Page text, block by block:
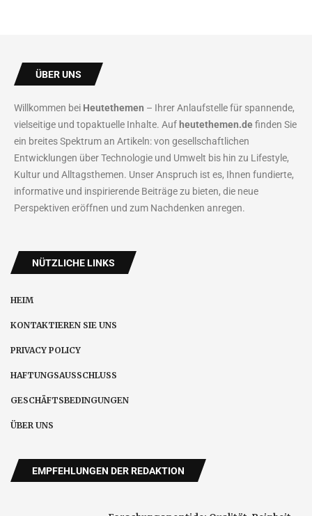
ÜBER UNS
Willkommen bei Heutethemen – Ihrer Anlaufstelle für spannende,
vielseitige und topaktuelle Inhalte. Auf heutethemen.definden Sie
ein breites Spektrum an Artikeln: von gesellschaftlichen
Entwicklungen über Technologie und Umwelt bis hin zu Lifestyle,
Kultur und Alltagsthemen. Unser Anspruch ist es, Ihnen fundierte,
informative und inspirierende Beiträge zu bieten, die neue
Perspektiven eröffnen und zum Nachdenken anregen.
NÜTZLICHE LINKS
HEIM
KONTAKTIEREN SIE UNS
PRIVACY POLICY
HAFTUNGSAUSSCHLUSS
GESCHÄFTSBEDINGUNGEN
ÜBER UNS
EMPFEHLUNGEN DER REDAKTION